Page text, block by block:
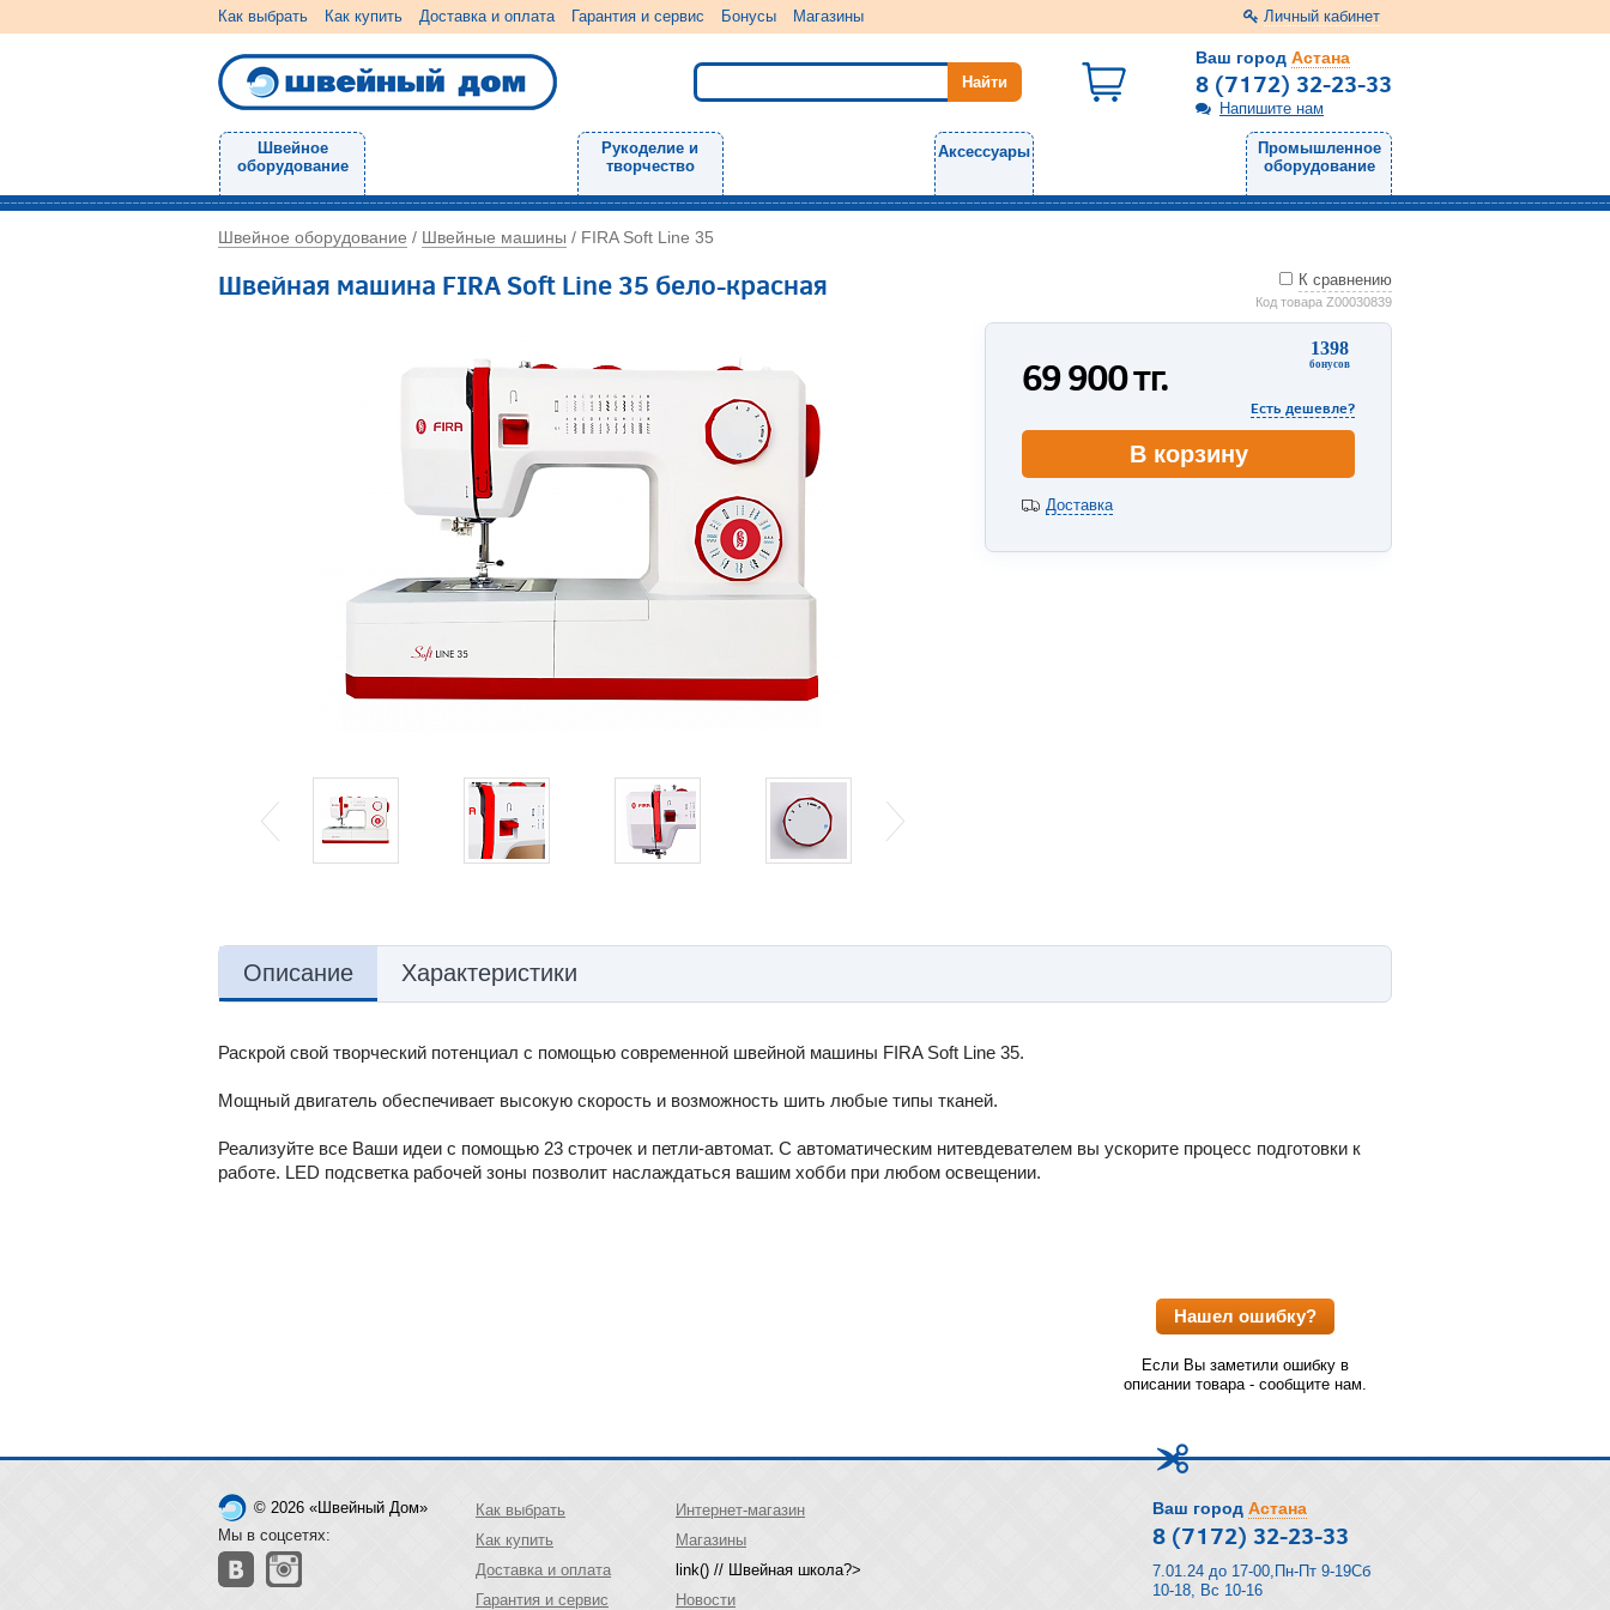
Как выбрать Как купить Доставка и оплата Гарантия и сервис Бонусы Магазины Личный кабинет
Ваш город Астана
8 (7172) 32-23-33
Напишите нам
Швейное
оборудование
Рукоделие и
творчество
Аксессуары
Промышленное
оборудование
Швейное оборудование / Швейные машины / FIRA Soft Line 35
Швейная машина FIRA Soft Line 35 бело-красная К сравнению
Код товара Z00030839
1398
бонусов
69 900тг.
Есть дешевле?
В корзину
Доставка
Описание Характеристики
Раскрой свой творческий потенциал с помощью современной швейной машины FIRA Soft Line 35.
Мощный двигатель обеспечивает высокую скорость и возможность шить любые типы тканей.
Реализуйте все Ваши идеи с помощью 23 строчек и петли-автомат. С автоматическим нитевдевателем вы ускорите процесс подготовки к
работе. LED подсветка рабочей зоны позволит наслаждаться вашим хобби при любом освещении.
Нашел ошибку?
Если Вы заметили ошибку в
описании товара - сообщите нам.
© 2026 «Швейный Дом»
Мы в соцсетях:
Как выбрать
Как купить
Доставка и оплата
Гарантия и сервис
Интернет-магазин
Магазины
link() // Швейная школа?>
Новости
Ваш город Астана
8 (7172) 32-23-33
7.01.24 до 17-00,Пн-Пт 9-19Сб
10-18, Вс 10-16